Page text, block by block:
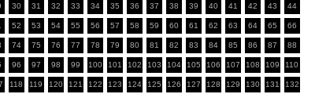
30 31 32 33 34 35 36 37 38 39 40 41 42 43 44
52 53 54 55 56 57 58 59 60 61 62 63 64 65 66
74 75 76 77 78 79 80 81 82 83 84 85 86 87 88
96 97 98 99 100 101 102 103 104 105 106 107 108 109 110
118 119 120 121 122 123 124 125 126 127 128 129 130 131 132